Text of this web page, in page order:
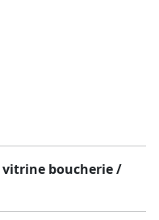
vitrine boucherie /